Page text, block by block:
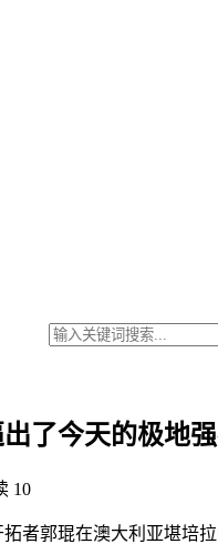
了今天的极地
10
郭琨在澳大利亚堪培拉